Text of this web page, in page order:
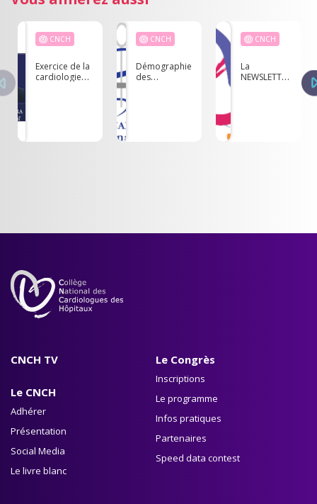
CNCH
Exercice de la
cardiologie
CNCH
Démographie
des
CNCH
La
NEWSLETTER
CNCH TV
Le CNCH
Adhérer
Présentation
Social Media
Le livre blanc
Le Congrès
Inscriptions
Le programme
Infos pratiques
Partenaires
Speed data contest